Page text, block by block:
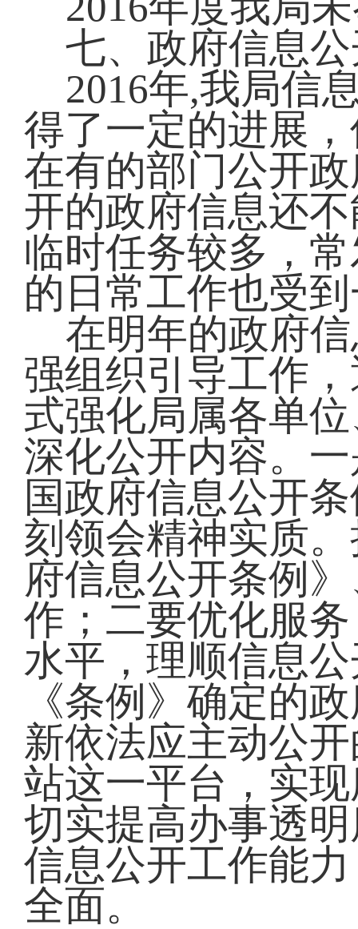
七、政府信息公
2016年,我局信
得了一定的进展
在有的部门公开
开的政府信息还
临时任务较多，
的日常工作也受
在明年的政府信
强组织引导工作
式强化局属各单
深化公开内容。
国政府信息公开
刻领会精神实质
府信息公开条例
作；二要优化服
水平，理顺信息
《条例》确定的
新依法应主动公
站这一平台，实
切实提高办事透
信息公开工作能
全面。